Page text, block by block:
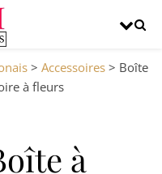
> Accessoires > Boîte
à fleurs
à